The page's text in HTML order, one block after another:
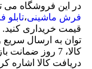
در این فروشگاه می
فرش ماشینی ،تابلو
قیمت خریداری
توان به ارسال
کالا، 7 روز
دریافت کالا اشاره